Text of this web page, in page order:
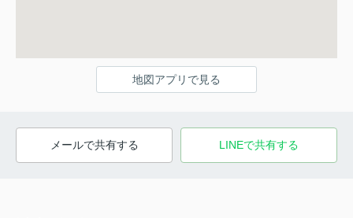
地図アプリで見る
メールで共有する LINEで共有する